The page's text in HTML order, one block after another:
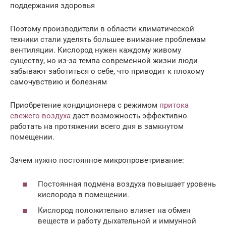
поддержания здоровья
Поэтому производители в области климатической
техники стали уделять большее внимание проблемам
вентиляции. Кислород нужен каждому живому
существу, но из-за темпа современной жизни люди
забывают заботиться о себе, что приводит к плохому
самочувствию и болезням
Приобретение кондиционера с режимом притока
свежего воздуха даст возможность эффективно
работать на протяжении всего дня в замкнутом
помещении.
Зачем нужно постоянное микропроветривание:
Постоянная подмена воздуха повышает уровень
кислорода в помещении.
Кислород положительно влияет на обмен
веществ и работу дыхательной и иммунной